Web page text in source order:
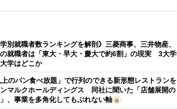
学別就職者数ランキングを解剖》三菱商事、三井物産、
就職者は「東大・早大・慶大で約6割」の現実 3大学
学はどこか
上のパン食べ放題」で行列のできる新形態レストランを
マルクホールディングス 同社に聞いた「店舗展開の
、事業を多角化してもぶれない軸